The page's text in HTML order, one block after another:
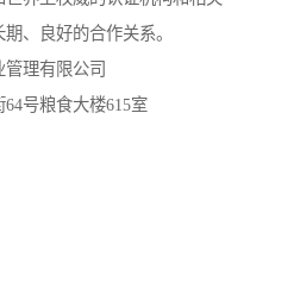
、良好的合作关系。
理有限公司
号粮食大楼615室